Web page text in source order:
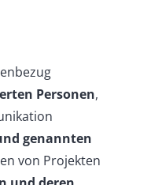
Personen,
genannten
von Projekten